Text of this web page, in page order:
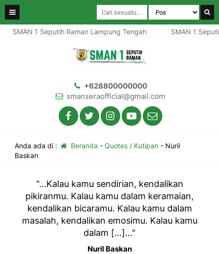
SMAN 1 Seputih Raman Lampung Tengah SMAN 1
+628800000000
smanseraofficial@gmail.com
Anda ada di : Beranda - Quotes / Kutipan- Nuril
Baskan
"...Kalau kamu sendirian, kendalikan
pikiranmu. Kalau kamu dalam keramaian,
kendalikan bicaramu. Kalau kamu dalam
masalah, kendalikan emosimu. Kalau kamu
dalam […]..."
Nuril Baskan